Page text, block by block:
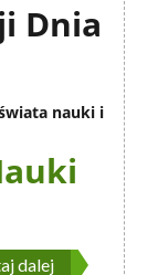
Dnia
nauki i
dalej